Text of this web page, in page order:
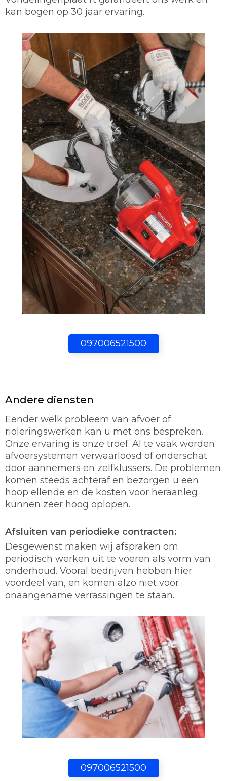
097006521500
kan bogen op 30 jaar ervaring.
097006521500
Andere diensten
Eender welk probleem van afvoer of
rioleringswerken kan u met ons bespreken.
Onze ervaring is onze troef. Al te vaak worden
afvoersystemen verwaarloosd of onderschat
door aannemers en zelfklussers. De problemen
komen steeds achteraf en bezorgen u een
hoop ellende en de kosten voor heraanleg
kunnen zeer hoog oplopen.
Afsluiten van periodieke contracten:
Desgewenst maken wij afspraken om
periodisch werken uit te voeren als vorm van
onderhoud. Vooral bedrijven hebben hier
voordeel van, en komen alzo niet voor
onaangename verrassingen te staan.